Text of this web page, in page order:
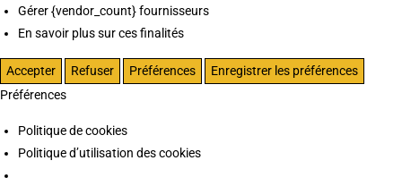
Gérer {vendor_count} fournisseurs
En savoir plus sur ces finalités
Accepter Refuser Préférences
Enregistrer les préférences
Préférences
Politique de cookies
Politique d’utilisation des cookies